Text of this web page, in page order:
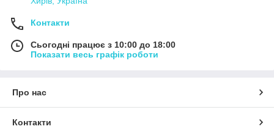
Контакти
Сьогодні працює з 10:00 до 18:00
Показати весь графік роботи
Про нас
Контакти